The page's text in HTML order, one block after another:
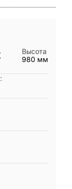
Высота
980 мм
: